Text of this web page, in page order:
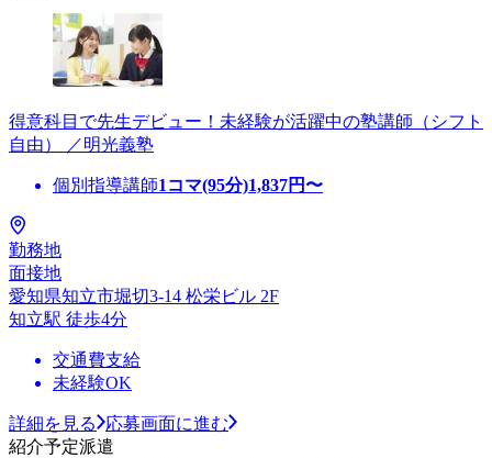
得意科目で先生デビュー！未経験が活躍中の塾講師（シフト
自由） ／明光義塾
個別指導講師1コマ(95分)1,837円〜
勤務地
面接地
愛知県知立市堀切3-14 松栄ビル 2F
知立駅 徒歩4分
交通費支給
未経験OK
詳細を見る
応募画面に進む
紹介予定派遣